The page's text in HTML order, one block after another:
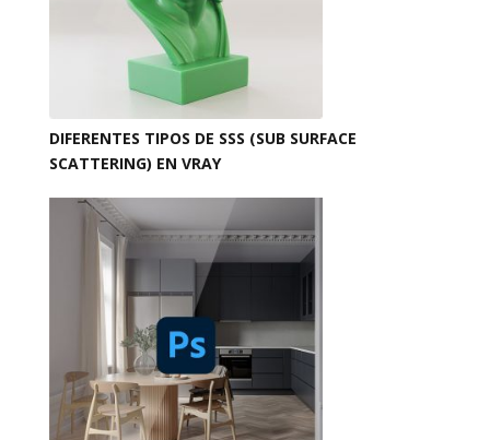
DIFERENTES TIPOS DE SSS (SUB SURFACE
SCATTERING) EN VRAY